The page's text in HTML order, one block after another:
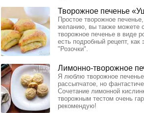
Творожное печенье
Простое творожное
желанию, вы также можете
творожное печенье в виде
есть подробный рецепт,
"Розочки".
Лимонно-творожное
Я люблю творожное
рассыпчатое, но
Сочетание лимонной
творожным тестом очень
рекомендую!